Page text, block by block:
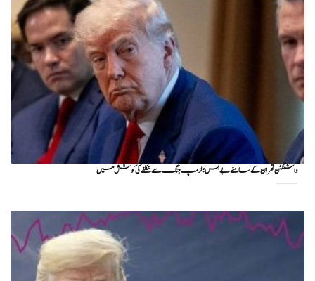
واشنگٹن تهران کے سامنے بے بس؛ ٹرمپ جنگ سے نکلنے کی کوشش میں